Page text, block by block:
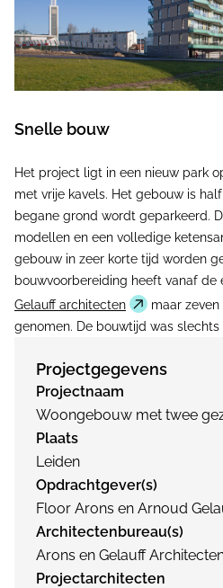
Snelle bouw
Het project ligt in een nieuw park
met vrije kavels. Het gebouw is
begane grond wordt geparkeerd.
modellen en een volledige
gebouw in zeer korte tijd worden
bouwvoorbereiding heeft vanaf de
Gelauff architecten
maar
genomen. De bouwtijd was slechts
Projectgegevens
Projectnaam
Woongebouw met twee
Plaats
Leiden
Opdrachtgever(s)
Floor Arons en Arnoud
Architectenbureau(s)
Arons en Gelauff
Projectarchitecten